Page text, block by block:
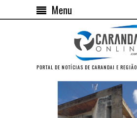
Menu
PORTAL DE NOTÍCIAS DE CARANDAI E REGIÃO